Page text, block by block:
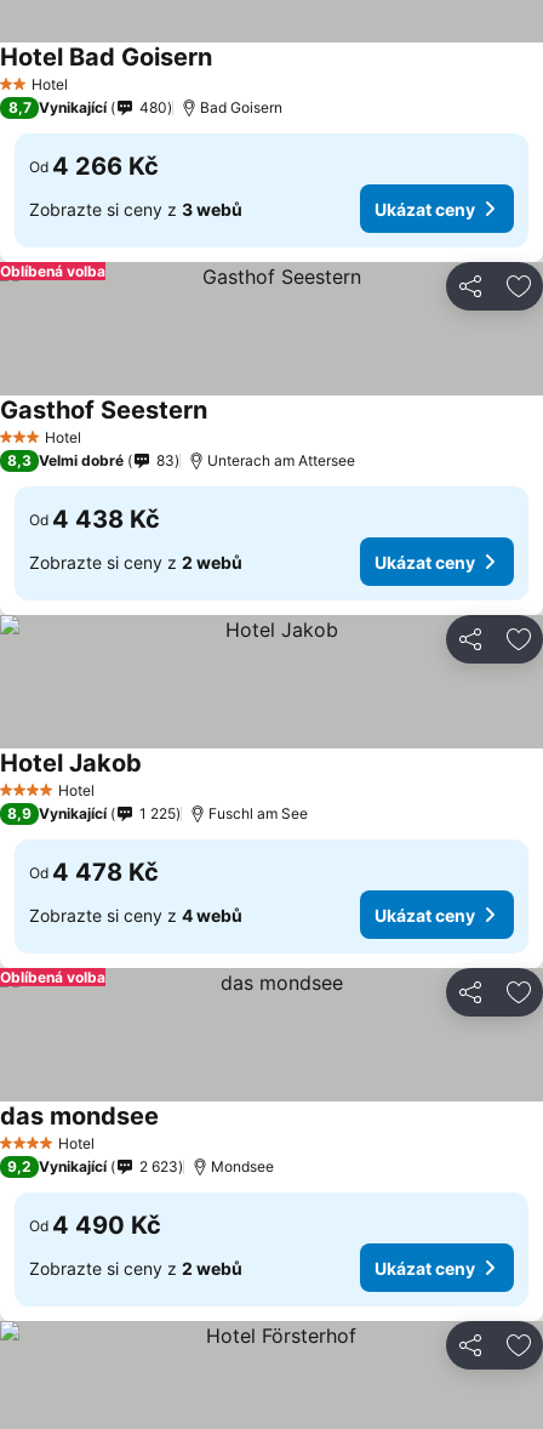
2 Počet hvězdiček
Hotel
Hotel Bad GoisernUkázat ceny
8,7 Vynikající 480 Bad Goisern
Od 4 266 Kč
Zobrazte si ceny z 3 webů Ukázat ceny
Sdílet
Oblíbená volba
3 Počet hvězdiček
Hotel
Gasthof SeesternUkázat ceny
8,3 Velmi dobré 83 Unterach am Attersee
Od 4 438 Kč
Zobrazte si ceny z 2 webů Ukázat ceny
Sdílet
4 Počet hvězdiček
Hotel
Hotel Jakob
8,9 Vynikající 1 225 Fuschl am See
Od 4 478 Kč
Zobrazte si ceny z 4 webů Ukázat ceny
Sdílet
Oblíbená volba
4 Počet hvězdiček
Hotel
das mondsee
9,2 Vynikající 2 623 Mondsee
Od 4 490 Kč
Zobrazte si ceny z 2 webů Ukázat ceny
Sdílet